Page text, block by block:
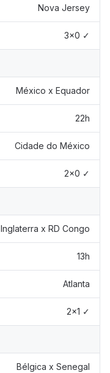
Nova Jersey
3x0 ✓
México x Equador
22h
Cidade do México
2x0 ✓
Inglaterra x RD Congo
13h
Atlanta
2x1 ✓
Bélgica x Senegal